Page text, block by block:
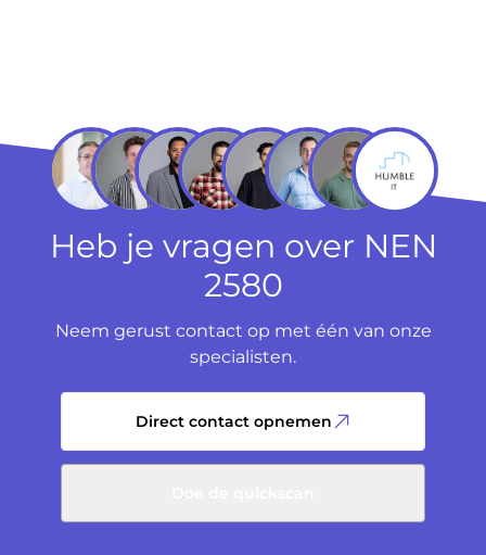
Heb je vragen over NEN
2580
Neem gerust contact op met één van onze
specialisten.
Direct contact opnemen